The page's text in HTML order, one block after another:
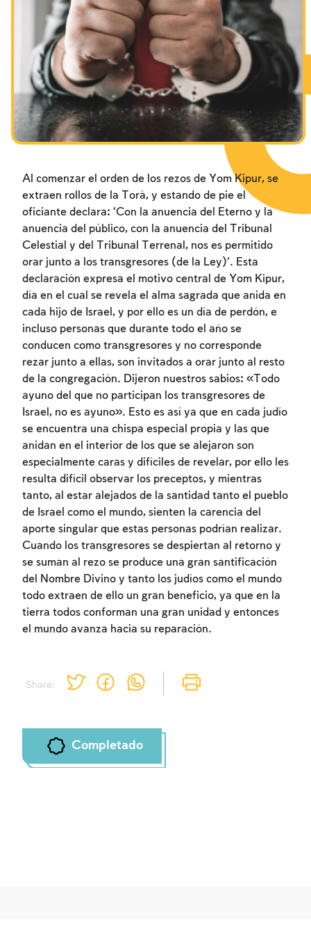
Los ayunos por la destrucción del Templo
Janucá
Purim
Share:
Al comenzar el orden de los rezos de Yom Kipur, se
extraen rollos de la Torá, y estando de pie el
oficiante declara: ‘Con la anuencia del Eterno y la
anuencia del público, con la anuencia del Tribunal
Celestial y del Tribunal Terrenal, nos es permitido
orar junto a los transgresores (de la Ley)’. Esta
declaración expresa el motivo central de Yom Kipur,
día en el cual se revela el alma sagrada que anida en
cada hijo de Israel, y por ello es un día de perdón, e
incluso personas que durante todo el año se
conducen como transgresores y no corresponde
rezar junto a ellas, son invitados a orar junto al resto
de la congregación. Dijeron nuestros sabios: «Todo
ayuno del que no participan los transgresores de
Israel, no es ayuno». Esto es así ya que en cada judío
se encuentra una chispa especial propia y las que
anidan en el interior de los que se alejaron son
especialmente caras y difíciles de revelar, por ello les
resulta difícil observar los preceptos, y mientras
tanto, al estar alejados de la santidad tanto el pueblo
de Israel como el mundo, sienten la carencia del
aporte singular que estas personas podrían realizar.
Cuando los transgresores se despiertan al retorno y
se suman al rezo se produce una gran santificación
del Nombre Divino y tanto los judíos como el mundo
todo extraen de ello un gran beneficio, ya que en la
tierra todos conforman una gran unidad y entonces
el mundo avanza hacia su reparación.
Completado
Inscripcion requerida
Para marcar lo estudiado debe conectarse
a su cuenta o inscribirse.
Inscripcion Conectarse